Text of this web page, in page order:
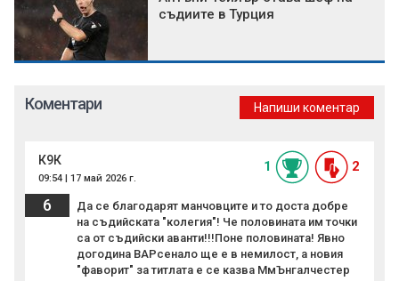
съдиите в Турция
Коментари Напиши коментар
К9К
09:54 | 17 май 2026 г.
1 2
6
Да се благодарят манчовците и то доста добре
на съдийската "колегия"! Че половината им точки
са от съдийски аванти!!!Поне половината! Явно
догодина ВАРсенало ще е в немилост, а новия
"фаворит" за титлата е се казва МмЪнгалчестер